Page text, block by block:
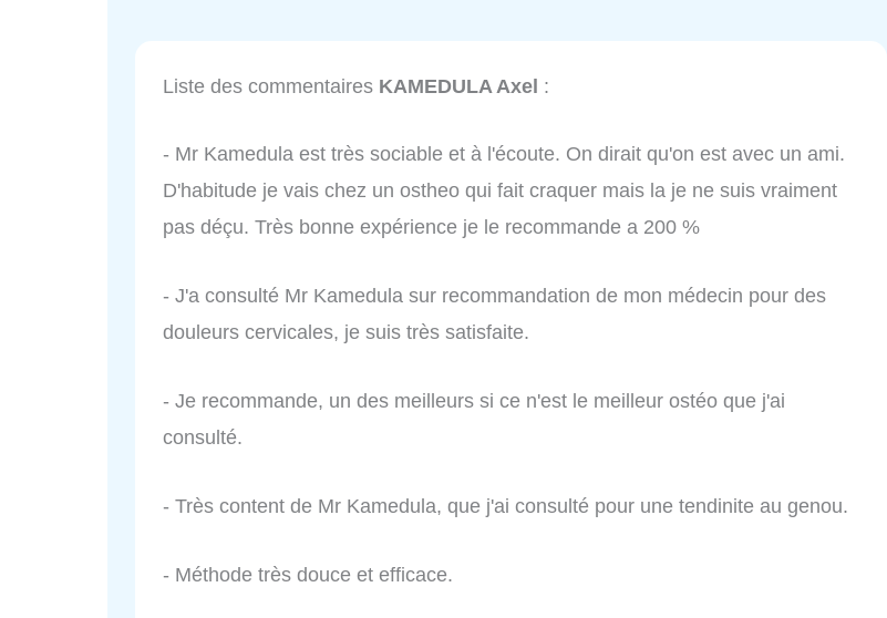
Liste des commentaires KAMEDULA Axel :
- Mr Kamedula est très sociable et à l'écoute. On dirait qu'on est avec un ami.
D'habitude je vais chez un ostheo qui fait craquer mais la je ne suis vraiment
pas déçu. Très bonne expérience je le recommande a 200 %
- J'a consulté Mr Kamedula sur recommandation de mon médecin pour des
douleurs cervicales, je suis très satisfaite.
- Je recommande, un des meilleurs si ce n'est le meilleur ostéo que j'ai
consulté.
- Très content de Mr Kamedula, que j'ai consulté pour une tendinite au genou.
- Méthode très douce et efficace.